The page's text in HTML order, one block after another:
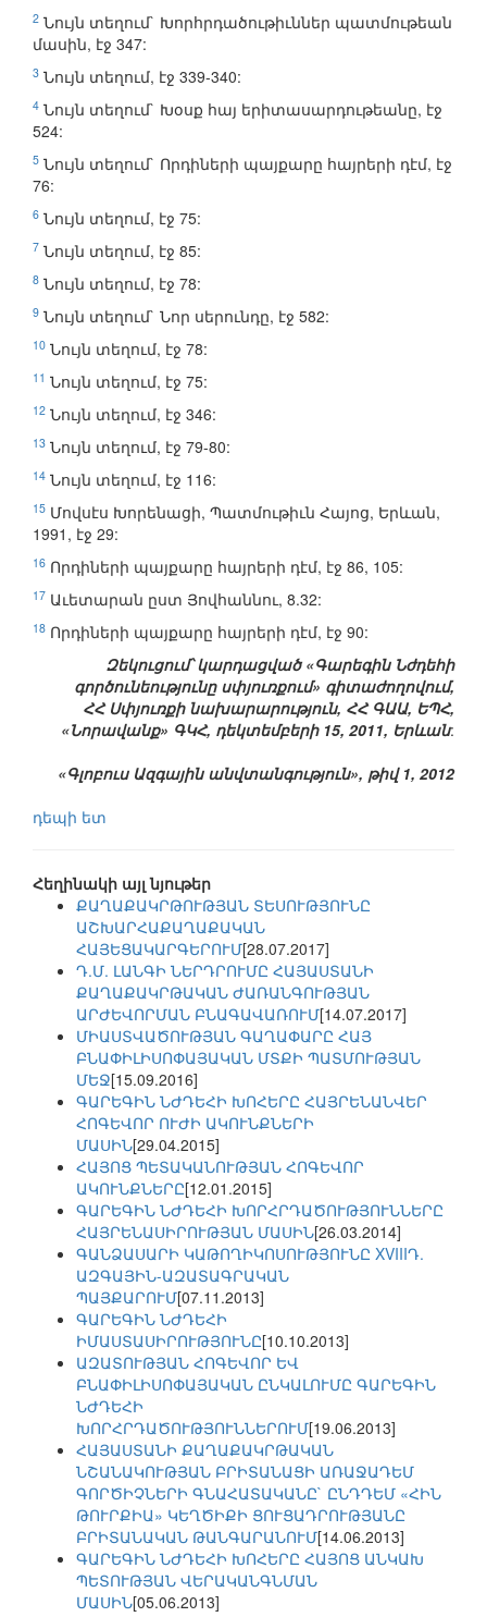
2 Նույն տեղում` Խորհրդածութիւններ պատմութեան
մասին, էջ 347:
3 Նույն տեղում, էջ 339-340:
4 Նույն տեղում` Խօսք հայ երիտասարդութեանը, էջ
524:
5 Նույն տեղում` Որդիների պայքարը հայրերի դէմ, էջ
76:
6 Նույն տեղում, էջ 75:
7 Նույն տեղում, էջ 85:
8 Նույն տեղում, էջ 78:
9 Նույն տեղում` Նոր սերունդը, էջ 582:
10 Նույն տեղում, էջ 78:
11 Նույն տեղում, էջ 75:
12 Նույն տեղում, էջ 346:
13 Նույն տեղում, էջ 79-80:
14 Նույն տեղում, էջ 116:
15 Մովսէս Խորենացի, Պատմութիւն Հայոց, Երևան,
1991, էջ 29:
16 Որդիների պայքարը հայրերի դէմ, էջ 86, 105:
17 Աւետարան ըստ Յովհաննու, 8.32:
18 Որդիների պայքարը հայրերի դէմ, էջ 90:
Զեկուցում՝ կարդացված «Գարեգին Նժդեհի
գործունեությունը սփյուռքում» գիտաժողովում,
ՀՀ Սփյուռքի նախարարություն, ՀՀ ԳԱԱ, ԵՊՀ,
«Նորավանք» ԳԿՀ, դեկտեմբերի 15, 2011, Երևան:
«Գլոբուս Ազգային անվտանգություն», թիվ 1, 2012
դեպի ետ
Հեղինակի այլ նյութեր
ՔԱՂԱՔԱԿՐԹՈՒԹՅԱՆ ՏԵՍՈՒԹՅՈՒՆԸ
ԱՇԽԱՐՀԱՔԱՂԱՔԱԿԱՆ
ՀԱՅԵՑԱԿԱՐԳԵՐՈՒՄ[28.07.2017]
Դ.Մ. ԼԱՆԳԻ ՆԵՐԴՐՈՒՄԸ ՀԱՅԱՍՏԱՆԻ
ՔԱՂԱՔԱԿՐԹԱԿԱՆ ԺԱՌԱՆԳՈՒԹՅԱՆ
ԱՐԺԵՎՈՐՄԱՆ ԲՆԱԳԱՎԱՌՈՒՄ[14.07.2017]
ՄԻԱՍՏՎԱԾՈՒԹՅԱՆ ԳԱՂԱՓԱՐԸ ՀԱՅ
ԲՆԱՓԻԼԻՍՈՓԱՅԱԿԱՆ ՄՏՔԻ ՊԱՏՄՈՒԹՅԱՆ
ՄԵՋ[15.09.2016]
ԳԱՐԵԳԻՆ ՆԺԴԵՀԻ ԽՈՀԵՐԸ ՀԱՅՐԵՆԱՆՎԵՐ
ՀՈԳԵՎՈՐ ՈՒԺԻ ԱԿՈՒՆՔՆԵՐԻ
ՄԱՍԻՆ[29.04.2015]
ՀԱՅՈՑ ՊԵՏԱԿԱՆՈՒԹՅԱՆ ՀՈԳԵՎՈՐ
ԱԿՈՒՆՔՆԵՐԸ[12.01.2015]
ԳԱՐԵԳԻՆ ՆԺԴԵՀԻ ԽՈՐՀՐԴԱԾՈՒԹՅՈՒՆՆԵՐԸ
ՀԱՅՐԵՆԱՍԻՐՈՒԹՅԱՆ ՄԱՍԻՆ[26.03.2014]
ԳԱՆՁԱՍԱՐԻ ԿԱԹՈՂԻԿՈՍՈՒԹՅՈՒՆԸ XVIIIԴ.
ԱԶԳԱՅԻՆ-ԱԶԱՏԱԳՐԱԿԱՆ
ՊԱՅՔԱՐՈՒՄ[07.11.2013]
ԳԱՐԵԳԻՆ ՆԺԴԵՀԻ
ԻՄԱՍՏԱՍԻՐՈՒԹՅՈՒՆԸ[10.10.2013]
ԱԶԱՏՈՒԹՅԱՆ ՀՈԳԵՎՈՐ ԵՎ
ԲՆԱՓԻԼԻՍՈՓԱՅԱԿԱՆ ԸՆԿԱԼՈՒՄԸ ԳԱՐԵԳԻՆ
ՆԺԴԵՀԻ
ԽՈՐՀՐԴԱԾՈՒԹՅՈՒՆՆԵՐՈՒՄ[19.06.2013]
ՀԱՅԱՍՏԱՆԻ ՔԱՂԱՔԱԿՐԹԱԿԱՆ
ՆՇԱՆԱԿՈՒԹՅԱՆ ԲՐԻՏԱՆԱՑԻ ԱՌԱՋԱԴԵՄ
ԳՈՐԾԻՉՆԵՐԻ ԳՆԱՀԱՏԱԿԱՆԸ` ԸՆԴԴԵՄ «ՀԻՆ
ԹՈՒՐՔԻԱ» ԿԵՂԾԻՔԻ ՑՈՒՑԱԴՐՈՒԹՅԱՆԸ
ԲՐԻՏԱՆԱԿԱՆ ԹԱՆԳԱՐԱՆՈՒՄ[14.06.2013]
ԳԱՐԵԳԻՆ ՆԺԴԵՀԻ ԽՈՀԵՐԸ ՀԱՅՈՑ ԱՆԿԱԽ
ՊԵՏՈՒԹՅԱՆ ՎԵՐԱԿԱՆԳՆՄԱՆ
ՄԱՍԻՆ[05.06.2013]